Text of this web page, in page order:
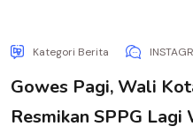
Kategori Berita
Gowes Pagi, Wali
Resmikan SPPG